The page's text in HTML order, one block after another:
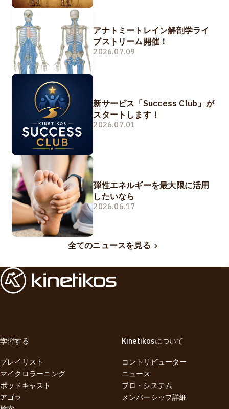
アナトミートレイン解剖学ライ
ブストリーム開催！
2026.07.09
新サービス「Success Club」が
スタートします！
2026.07.01
弾性エネルギーを最大限に活用
したいなら
2026.06.17
全てのニュースを見る
学習する
プレイリスト
マイクロラーニング
ポッドキャスト
アゴラ
Kinetikosについて
コントリビューター
ニュース
プロ・システム
メンバーシップ詳細